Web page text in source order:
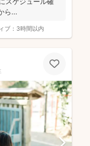
ら...
ブ： 3時間以内